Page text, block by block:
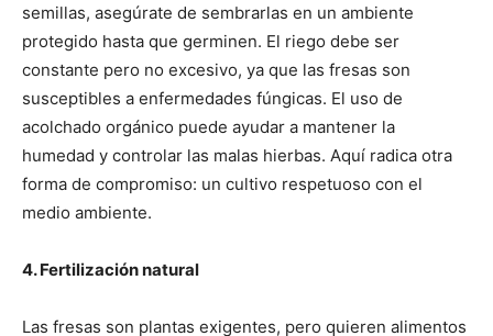
semillas, asegúrate de sembrarlas en un ambiente
protegido hasta que germinen. El riego debe ser
constante pero no excesivo, ya que las fresas son
susceptibles a enfermedades fúngicas. El uso de
acolchado orgánico puede ayudar a mantener la
humedad y controlar las malas hierbas. Aquí radica otra
forma de compromiso: un cultivo respetuoso con el
medio ambiente.
4. Fertilización natural
Las fresas son plantas exigentes, pero quieren alimentos